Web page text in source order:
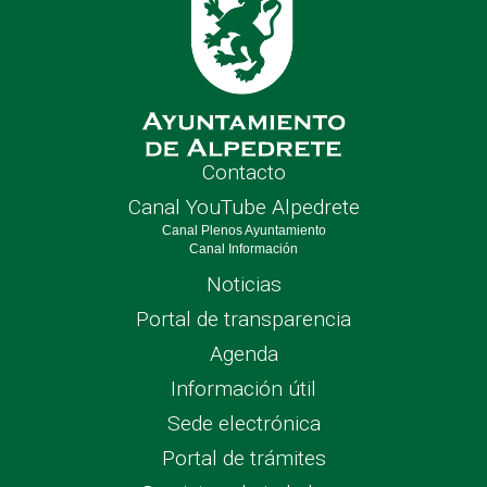
Contacto
Canal YouTube Alpedrete
Canal Plenos Ayuntamiento
Canal Información
Noticias
Portal de transparencia
Agenda
Información útil
Sede electrónica
Portal de trámites